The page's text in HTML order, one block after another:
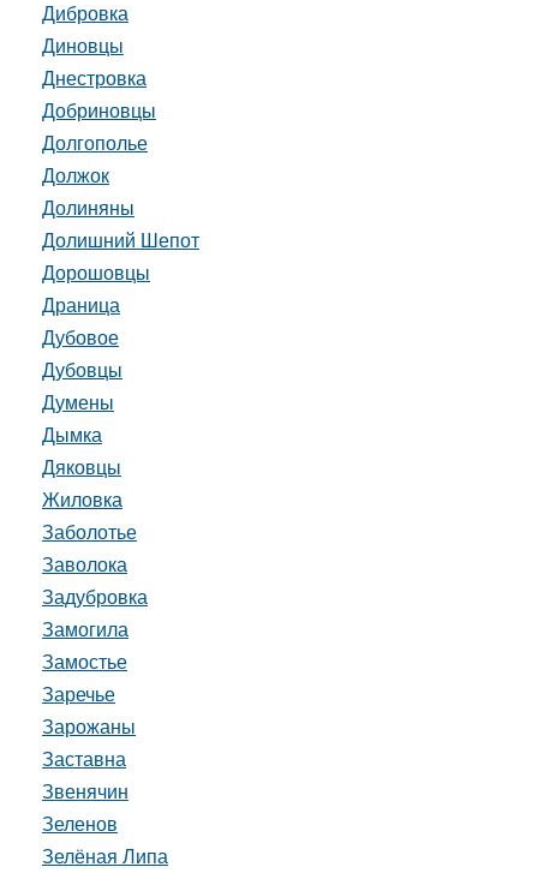
Дибровка
Диновцы
Днестровка
Добриновцы
Долгополье
Должок
Долиняны
Долишний Шепот
Дорошовцы
Драница
Дубовое
Дубовцы
Думены
Дымка
Дяковцы
Жиловка
Заболотье
Заволока
Задубровка
Замогила
Замостье
Заречье
Зарожаны
Заставна
Звенячин
Зеленов
Зелёная Липа